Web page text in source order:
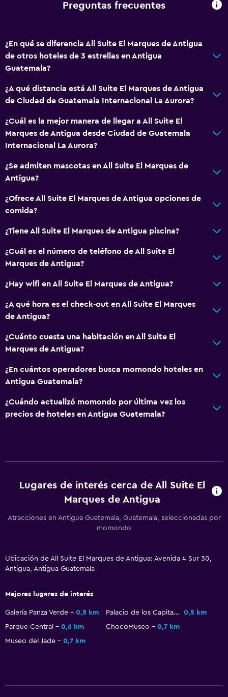
Zona de estar
Vista al patio interior
Vista a la montaña
Salud y seguridad
Botiquín de primeros auxilios
Cámaras CCTV en el exterior
Caja fuerte
Accesibilidad y adecuación
Habitaciones para no fumadores disponibles
Mascotas permitidas bajo consulta (pueden aplicar cargos
Almohada sin plumas
Plantas superiores accesibles por escaleras
Secador de pelo
Baño privado
Caja fuerte
Servicio de habitaciones
Mostrador de información turística
Acceso con llave
Preguntas frecuentes
¿En qué se diferencia All Suite El Marques de Antigua
de otros hoteles de 3 estrellas en Antigua
Guatemala?
¿A qué distancia está All Suite El Marques de Antigua
de Ciudad de Guatemala Internacional La Aurora?
¿Cuál es la mejor manera de llegar a All Suite El
Marques de Antigua desde Ciudad de Guatemala
Internacional La Aurora?
¿Se admiten mascotas en All Suite El Marques de
Antigua?
¿Ofrece All Suite El Marques de Antigua opciones de
comida?
¿Tiene All Suite El Marques de Antigua piscina?
¿Cuál es el número de teléfono de All Suite El
Marques de Antigua?
¿Hay wifi en All Suite El Marques de Antigua?
¿A qué hora es el check-out en All Suite El Marques
de Antigua?
¿Cuánto cuesta una habitación en All Suite El
Marques de Antigua?
¿En cuántos operadores busca momondo hoteles en
Antigua Guatemala?
¿Cuándo actualizó momondo por última vez los
precios de hoteles en Antigua Guatemala?
Lugares de interés cerca de All Suite El
Marques de Antigua
Atracciones en Antigua Guatemala, Guatemala, seleccionadas por
momondo
Ubicación de All Suite El Marques de Antigua: Avenida 4 Sur 30,
Antigua, Antigua Guatemala
Mejores lugares de interés
Galería Panza Verde 0,5 km Palacio de los Capitanes Generales
0,5 km
Parque Central
0,6 km ChocoMuseo
0,7 km
Museo del Jade
0,7 km